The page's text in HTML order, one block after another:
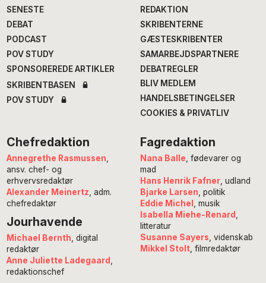
SENESTE
DEBAT
PODCAST
POV STUDY
SPONSOREREDE ARTIKLER
SKRIBENTBASEN
POV STUDY
REDAKTION
SKRIBENTERNE
GÆSTESKRIBENTER
SAMARBEJDSPARTNERE
DEBATREGLER
BLIV MEDLEM
HANDELSBETINGELSER
COOKIES & PRIVATLIV
Chefredaktion
Annegrethe Rasmussen
ansv. chef- og
erhvervsredaktør
Alexander Meinertz , adm.
chefredaktør
Jourhavende
Michael Bernth , digital
redaktør
Anne Juliette Ladegaard
redaktionschef
Fagredaktion
Nana Balle , fødevarer og
mad
Hans Henrik Fafner, udland
Bjarke Larsen , politik
Eddie Michel
, musik
Isabella Miehe-Renard
litteratur
Susanne Sayers , videnskab
Mikkel Stolt, filmredaktør